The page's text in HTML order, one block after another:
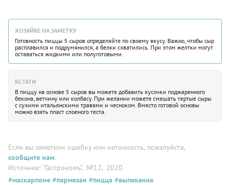
ХОЗЯЙКЕ НА ЗАМЕТКУ
Готовность пиццы 5 сыров определяйте по своему вкусу. Важно, чтобы сыр
расплавился и подрумянился, а белки схватились. При этом желтки могут
оставаться жидкими или полуготовыми.
КСТАТИ
В пиццу на основе 5 сыров вы можете добавить кусочки поджаренного
бекона, ветчину или колбасу. При желании можете смешать тертые сыры
с сухими итальянскими травами и чесноком. Вместо готовой основы
можно взять пласт слоеного теста.
Если вы заметили ошибку или неточность, пожалуйста,
сообщите нам.
Источник: "Гастрономъ", №12, 2020
#маскарпоне #пармезан #пицца #выпекание